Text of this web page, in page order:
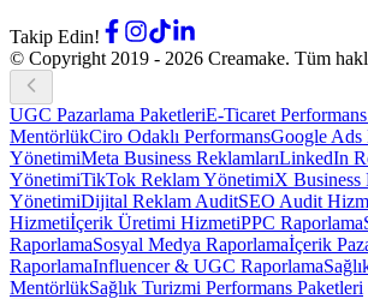
Takip Edin!
© Copyright 2019 - 2026 Creamake. Tüm
UGC Pazarlama PaketleriE-Ticaret
MentörlükCiro Odaklı PerformansGoogle Ads
YönetimiMeta Business ReklamlarıLinkedIn
YönetimiTikTok Reklam YönetimiX Business
YönetimiDijital Reklam AuditSEO Audit
Hizmetiİçerik Üretimi HizmetiPPC Raporlama
RaporlamaSosyal Medya Raporlamaİçerik
RaporlamaInfluencer & UGC Raporlama
MentörlükSağlık Turizmi Performans Paketleri